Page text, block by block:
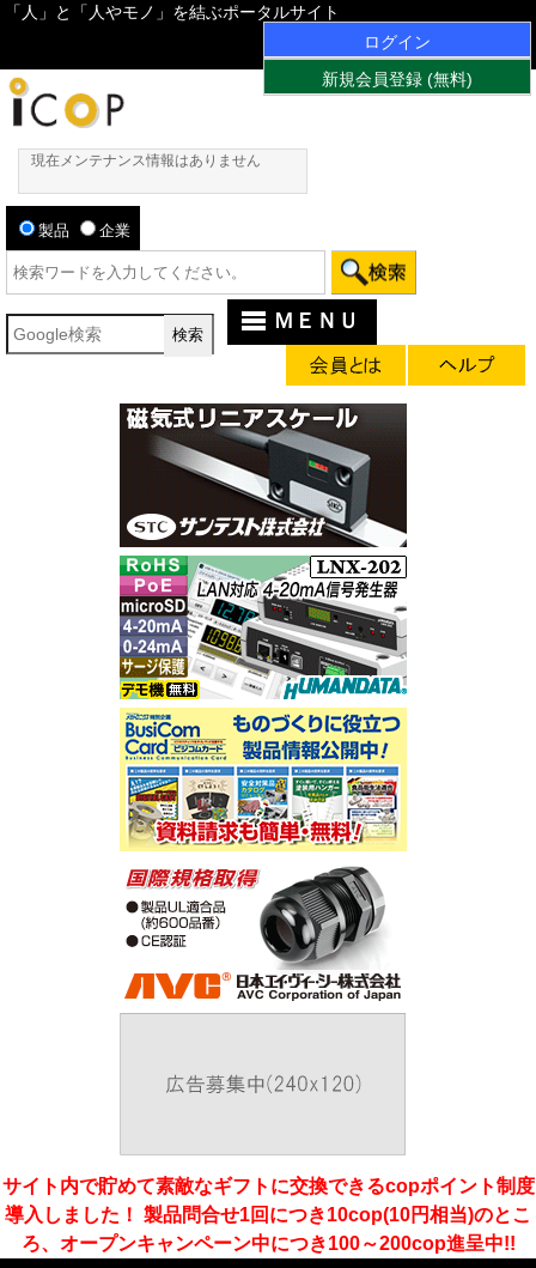
「人」と「人やモノ」を結ぶポータルサイト
ログイン
新規会員登録 (無料)
現在メンテナンス情報はありません
製品 企業
ＭＥＮＵ
サイト内で貯めて素敵なギフトに交換できるcopポイント制度
導入しました！ 製品問合せ1回につき10cop(10円相当)のとこ
ろ、オープンキャンペーン中につき100～200cop進呈中!!